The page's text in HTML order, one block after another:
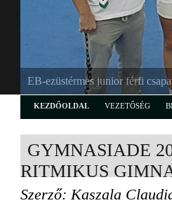
EB-ezüstérmes junior férfi
KEZDŐOLDAL VEZETŐSÉG
GYMNASIADE
RITMIKUS
Szerző: Kaszala